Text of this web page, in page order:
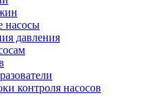
насосы
давления
контроля насосов